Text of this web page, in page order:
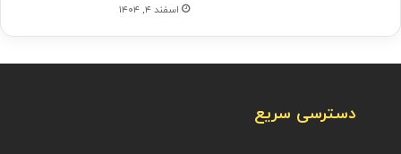
اسفند ۴, ۱۴۰۴
دسترسی سریع